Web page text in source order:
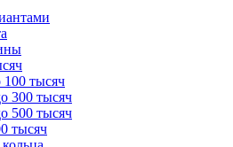
тысяч
300 тысяч
500 тысяч
тысяч